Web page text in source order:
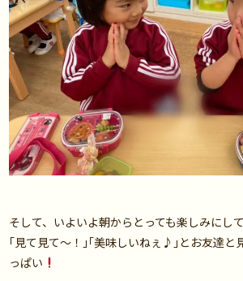
そして、いよいよ朝からとっても楽しみにし
｢見て見て〜！｣｢美味しいねぇ♪｣とお友達と
っぱい